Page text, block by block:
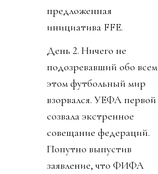
предложенная
инициатива FFE.
День 2. Ничего не
подозревавший обо всем
этом футбольный мир
взорвался. УЕФА первой
созвала экстренное
совещание федераций.
Попутно выпустив
заявление, что ФИФА